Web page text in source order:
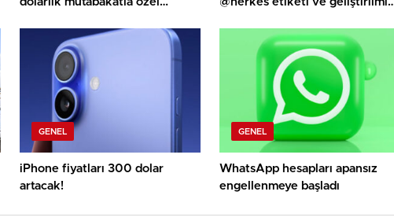
GENEL
iPhone fiyatları 300 dolar
artacak!
GENEL
WhatsApp hesapları apansız
engellenmeye başladı